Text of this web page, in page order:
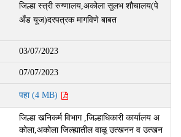
जिल्हा स्त्री रुग्णालय,अकोला सुलभ शौचालय(पे
अँड यूज)दरपत्रक मागविणे बाबत
03/07/2023
07/07/2023
पहा (4 MB)
जिल्हा खनिकर्म विभाग ,जिल्हाधिकारी कार्यालय अ
कोला,अकोला जिल्ह्यातील वाळू उत्खनन व उत्खन